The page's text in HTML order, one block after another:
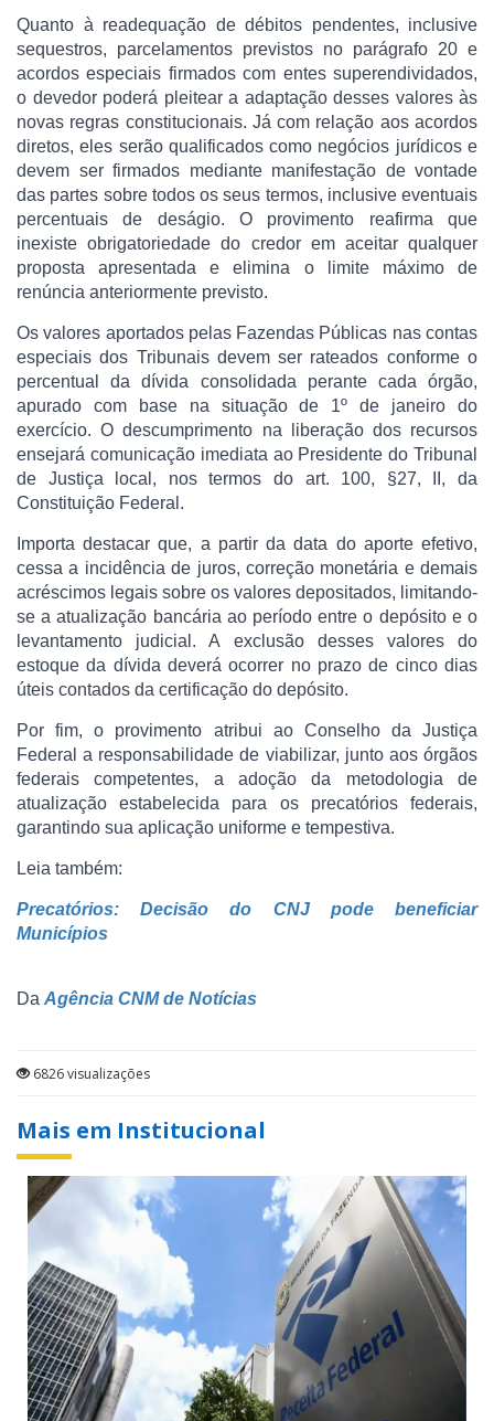
Quanto à readequação de débitos pendentes, inclusive
sequestros, parcelamentos previstos no parágrafo 20 e
acordos especiais firmados com entes superendividados,
o devedor poderá pleitear a adaptação desses valores às
novas regras constitucionais. Já com relação aos acordos
diretos, eles serão qualificados como negócios jurídicos e
devem ser firmados mediante manifestação de vontade
das partes sobre todos os seus termos, inclusive eventuais
percentuais de deságio. O provimento reafirma que
inexiste obrigatoriedade do credor em aceitar qualquer
proposta apresentada e elimina o limite máximo de
renúncia anteriormente previsto.
Os valores aportados pelas Fazendas Públicas nas contas
especiais dos Tribunais devem ser rateados conforme o
percentual da dívida consolidada perante cada órgão,
apurado com base na situação de 1º de janeiro do
exercício. O descumprimento na liberação dos recursos
ensejará comunicação imediata ao Presidente do Tribunal
de Justiça local, nos termos do art. 100, §27, II, da
Constituição Federal.
Importa destacar que, a partir da data do aporte efetivo,
cessa a incidência de juros, correção monetária e demais
acréscimos legais sobre os valores depositados, limitando-
se a atualização bancária ao período entre o depósito e o
levantamento judicial. A exclusão desses valores do
estoque da dívida deverá ocorrer no prazo de cinco dias
úteis contados da certificação do depósito.
Por fim, o provimento atribui ao Conselho da Justiça
Federal a responsabilidade de viabilizar, junto aos órgãos
federais competentes, a adoção da metodologia de
atualização estabelecida para os precatórios federais,
garantindo sua aplicação uniforme e tempestiva.
Leia também:
Precatórios: Decisão do CNJ pode beneficiar
Municípios
Da Agência CNM de Notícias
6826 visualizações
Mais em Institucional